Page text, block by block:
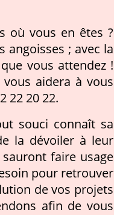
où vous en êtes ?
angoisses ; avec la
vous attendez !
aidera à vous
22 20 22.
souci connaît sa
la dévoiler à leur
faire usage
pour retrouver
de vos projets
afin de vous